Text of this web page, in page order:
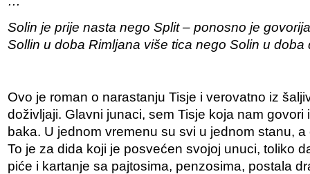
Solin je prije nasta nego Split – ponosno je
Sollin u doba Rimljana više tica nego Solin u doba
Ovo je roman o narastanju Tisje i verovatno iz
doživljaji. Glavni junaci, sem Tisje koja nam govori
baka. U jednom vremenu su svi u jednom stanu,
To je za dida koji je posvećen svojoj unuci, toliko
piće i kartanje sa pajtosima, penzosima, postala